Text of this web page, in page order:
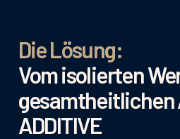
Die Lösung:
Vom isolierten
gesamtheitlichen
ADDITIVE